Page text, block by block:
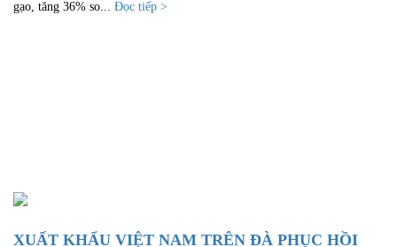
gạo, tăng 36% so... Đọc tiếp >
XUẤT KHẨU VIỆT NAM TRÊN ĐÀ PHỤC HỒI